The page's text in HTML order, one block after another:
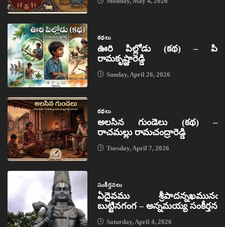
కథలు
ఊరి పిల్లోడు (కథ) – పి
రామకృష్ణారెడ్డి
Sunday, April 26, 2026
కథలు
అలసిన గుండెలు (కథ) –
రాచమల్లు రామచంద్రారెడ్డి
Tuesday, April 7, 2026
సంకీర్తనలు
ఏదైవము శ్రీపాదన్నఖమునఁ
బుట్టినగంగ – అన్నమయ్య సంకీర్తన
Saturday, April 4, 2026